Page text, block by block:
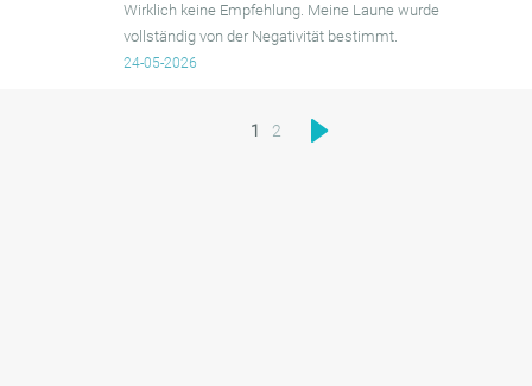
Wirklich keine Empfehlung. Meine Laune wurde
vollständig von der Negativität bestimmt.
24-05-2026
1 2